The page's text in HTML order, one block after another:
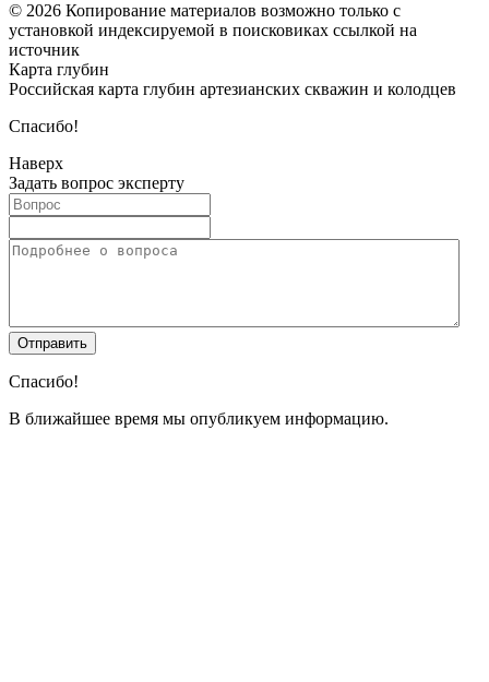
© 2026 Копирование материалов возможно только с
установкой индексируемой в поисковиках ссылкой на
источник
Карта глубин
Российская карта глубин артезианских скважин и колодцев
Спасибо!
Наверх
Задать вопрос эксперту
Спасибо!
В ближайшее время мы опубликуем информацию.